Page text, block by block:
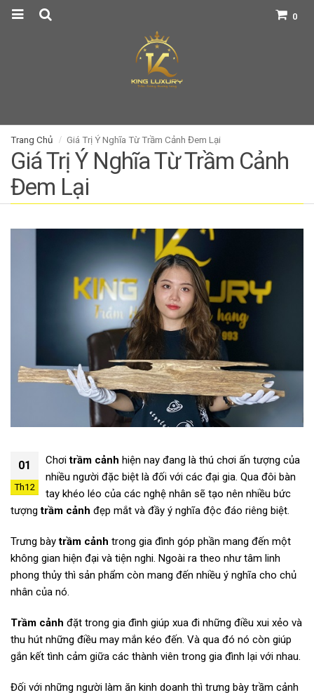
0
Trang Chủ Giá Trị Ý Nghĩa Từ Trầm Cảnh Đem Lại
Giá Trị Ý Nghĩa Từ Trầm Cảnh
Đem Lại
01
Th12
Chơitrầm cảnh hiện nay đang là thú chơi ấn tượng của
nhiều người đặc biệt là đối với các đại gia. Qua đôi bàn
tay khéo léo của các nghệ nhân sẽ tạo nên nhiều bức
tượng trầm cảnh đẹp mắt và đầy ý nghĩa độc đáo riêng biệt.
Trưng bàytrầm cảnh trong gia đình góp phần mang đến một
không gian hiện đại và tiện nghi. Ngoài ra theo như tâm linh
phong thủy thì sản phẩm còn mang đến nhiều ý nghĩa cho chủ
nhân của nó.
Trầm cảnh đặt trong gia đình giúp xua đi những điều xui xẻo và
thu hút những điều may mắn kéo đến. Và qua đó nó còn giúp
gắn kết tình cảm giữa các thành viên trong gia đình lại với nhau.
Đối với những người làm ăn kinh doanh thì trưng bày trầm cảnh